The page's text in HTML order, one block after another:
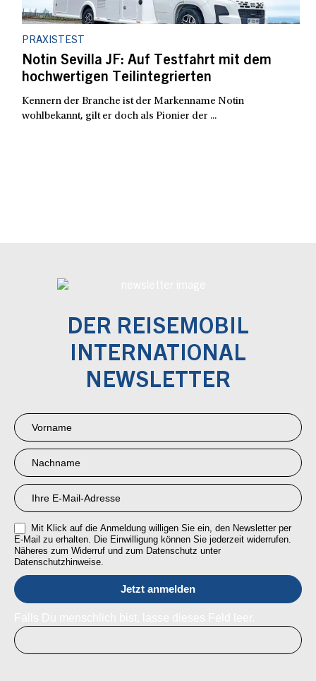
PRAXISTEST
Notin Sevilla JF: Auf Testfahrt mit dem
hochwertigen Teilintegrierten
Kennern der Branche ist der Markenname Notin
wohlbekannt, gilt er doch als Pionier der ...
DER REISEMOBIL
INTERNATIONAL
NEWSLETTER
Newsletter
Anmeldung
RMI
Mit Klick auf die Anmeldung willigen Sie ein, den Newsletter per
E-Mail zu erhalten. Die Einwilligung können Sie jederzeit widerrufen.
Näheres zum Widerruf und zum Datenschutz unter
Datenschutzhinweise.